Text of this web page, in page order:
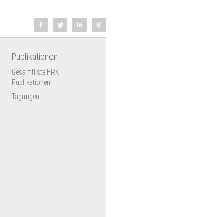
Publikationen
Gesamtliste HRK
Publikationen
Tagungen